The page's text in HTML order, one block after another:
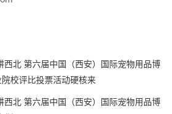
西北 第六届中国（西安）国际宠物用品博
校评比投票活动硬核来
西北 第六届中国（西安）国际宠物用品博